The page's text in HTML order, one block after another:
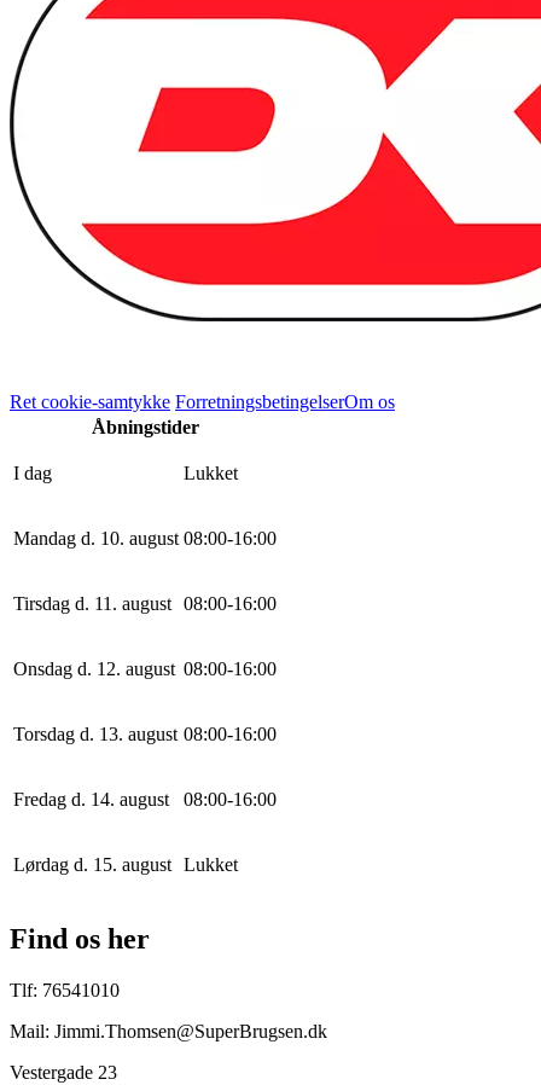
Ret cookie-samtykke ForretningsbetingelserOm os
Åbningstider
I dag Lukket
Mandag d. 10. august 08:00-16:00
Tirsdag d. 11. august 08:00-16:00
Onsdag d. 12. august 08:00-16:00
Torsdag d. 13. august 08:00-16:00
Fredag d. 14. august 08:00-16:00
Lørdag d. 15. august Lukket
Find os her
Tlf: 76541010
Mail: Jimmi.Thomsen@SuperBrugsen.dk
Vestergade 23